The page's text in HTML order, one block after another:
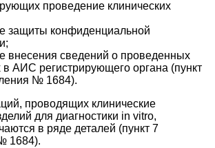
проведение клинических
защиты конфиденциальной
внесения сведений о проведенных
в АИС регистрирующего органа (пункт
№ 1684).
проводящих клинические
для диагностики in vitro,
в ряде деталей (пункт 7
1684).